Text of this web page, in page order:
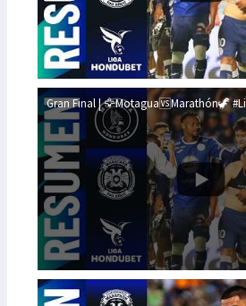
Gran Final | 🦅Motagua🆚Marathón🦖